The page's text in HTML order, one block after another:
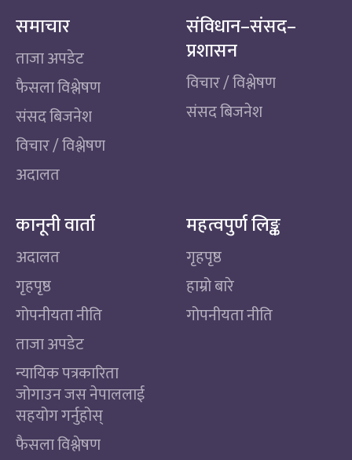
समाचार
ताजा अपडेट
फैसला विश्लेषण
संसद बिजनेश
विचार / विश्लेषण
अदालत
संविधान–संसद–
प्रशासन
विचार / विश्लेषण
संसद बिजनेश
कानूनी वार्ता
अदालत
गृहपृष्ठ
गोपनीयता नीति
ताजा अपडेट
न्यायिक पत्रकारिता
जोगाउन जस नेपाललाई
सहयोग गर्नुहोस्
फैसला विश्लेषण
महत्वपुर्ण लिङ्क
गृहपृष्ठ
हाम्रो बारे
गोपनीयता नीति